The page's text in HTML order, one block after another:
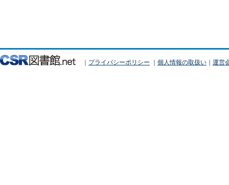
｜ プライバシーポリシー ｜ 個人情報の取扱い ｜ 運営